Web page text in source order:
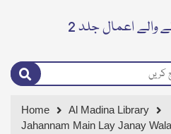
والے اعمال جلد 2
Home
Al Madina Library
Jahannam Main Lay Janay